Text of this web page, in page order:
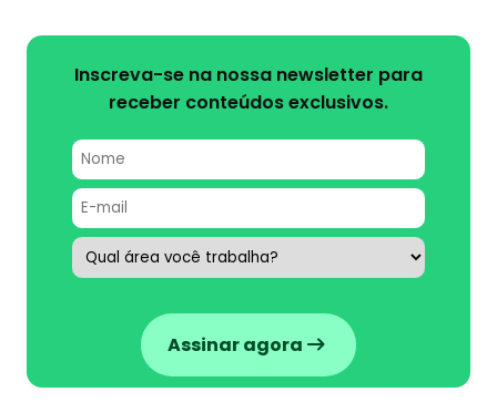
Inscreva-se na nossa newsletter para
receber conteúdos exclusivos.
Assinar agora